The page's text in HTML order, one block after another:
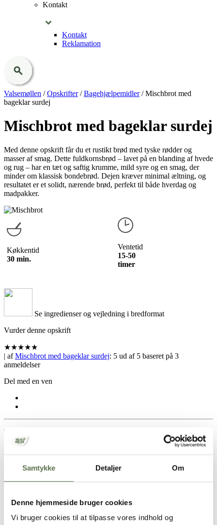
Samtykke Detaljer Om
Denne hjemmeside bruger cookies
Vi bruger cookies til at tilpasse vores indhold og
Kontakt
Kontakt
Reklamation
Valsemøllen /Opskrifter/Bagehjælpemidler/Mischbrot med
bageklar surdej
Mischbrot med bageklar surdej
Med denne opskrift får du et rustikt brød med tyske rødder og
masser af smag. Dette fuldkornsbrød – lavet på en blanding af hvede
og rug – har en tæt og saftig krumme, mild syre og en smag, der
minder om klassisk bondebrød. Dejen kræver minimal æltning, og
resultatet er et solidt, nærende brød, perfekt til både hverdag og
madpakker.
Køkkentid
30 min.
Ventetid
15-50
timer
Se ingredienser og vejledning i bredformat
Vurder denne opskrift
★★★★★
| afMischbrot med bageklar surdej: 5 ud af 5 baseret på 3
anmeldelser
Del med en ven
Hold skærmen tændt
Opskrift
25 g 30 grader varmt vand
25 g Bageklar surdej
Hvide hvede fuldkornsmel